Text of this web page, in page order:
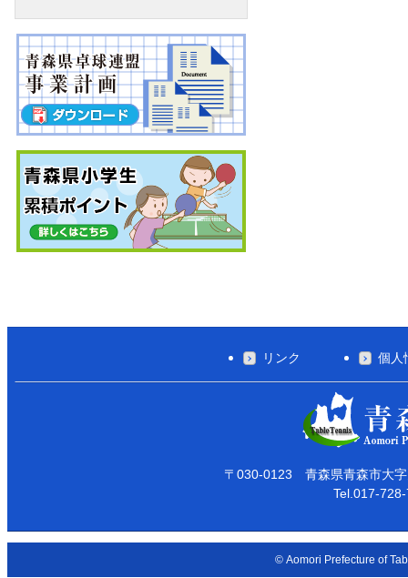
リンク 個人
〒030-0123 青森県青森市大
Tel.017-
© Aomori Prefecture of